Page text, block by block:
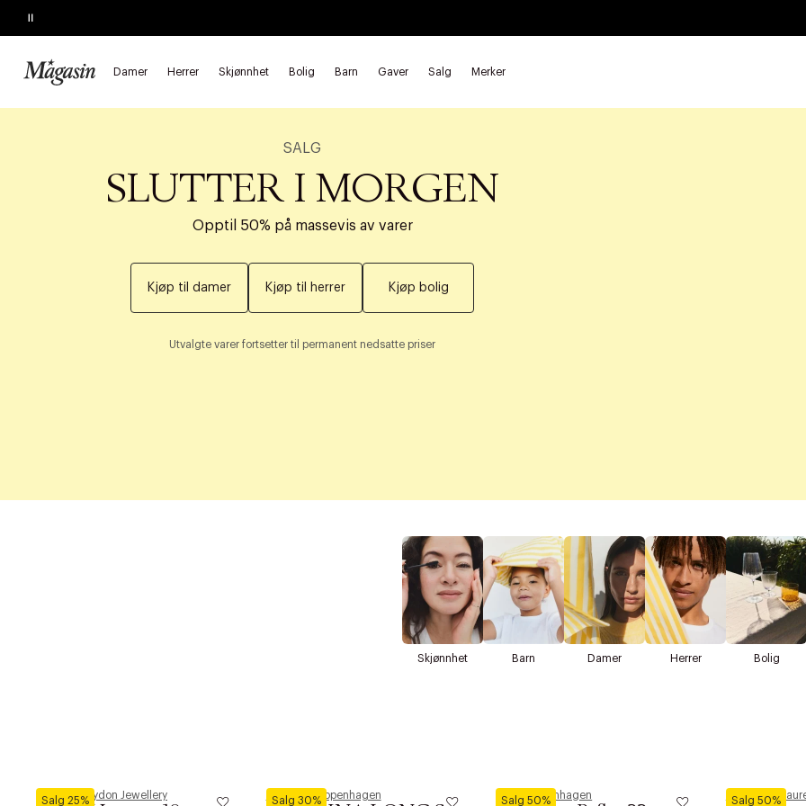
Pause
Damer Herrer Skjønnhet Bolig Barn Gaver Salg Merker
SALG
SLUTTER I MORGEN
Opptil 50% på massevis av varer
Kjøp til damer Kjøp til herrer Kjøp bolig
Utvalgte varer fortsetter til permanent nedsatte priser
Skjønnhet Barn Damer Herrer Bolig
Salg 25%
Pernille Corydon Jewellery Salg 30%
Phenumb Copenhagen Salg 50%
Royal Copenhagen Salg 50%
Polo Ralph